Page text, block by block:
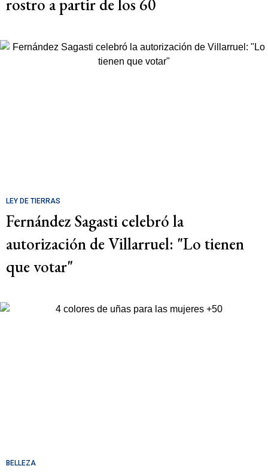
rostro a partir de los 60
LEY DE TIERRAS
Fernández Sagasti celebró la
autorización de Villarruel: "Lo tienen
que votar"
BELLEZA